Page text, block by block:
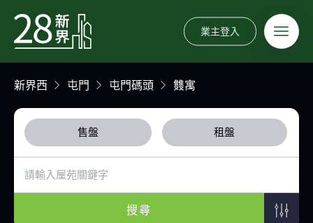
業主登入
新界西 屯門 屯門碼頭 䨇寓
售盤 租盤
搜尋